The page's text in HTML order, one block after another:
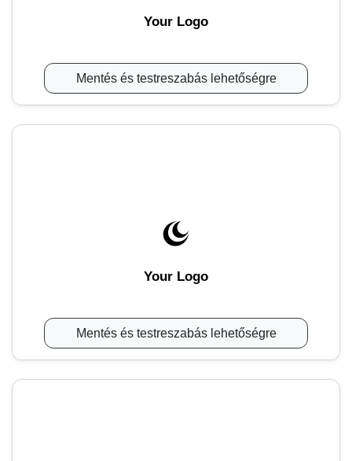
Your Logo
Mentés és testreszabás lehetőségre
Your Logo
Mentés és testreszabás lehetőségre